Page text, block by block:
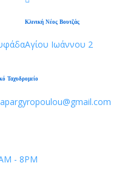
Κλινική Νέος Βουτζάς
Αγίου Ιωάννου 2
Ταχυδρομείο
- 8PM